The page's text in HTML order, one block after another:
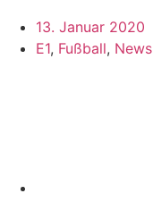
13. Januar 2020
E1, Fußball, News